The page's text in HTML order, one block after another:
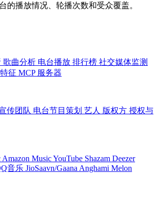
的播放情况、轮播次数和受众覆盖。
歌曲分析 电台播放 排行榜 社交媒体监测
征 MCP 服务器
传团队 电台节目策划 艺人 版权方 授权与
Amazon MusicYouTube Shazam Deezer
音乐 JioSaavn/Gaana Anghami Melon